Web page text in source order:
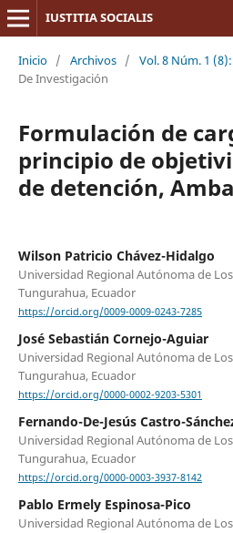
IUSTITIA SOCIALIS
Inicio / Archivos / Vol. 8 Núm. 1
De Investigación
Formulación de
principio de
de detención,
Wilson Patricio Chávez-Hidalgo
Universidad Regional Autónoma de
Tungurahua, Ecuador
https://orcid.org/0009-0009-0243-7285
José Sebastián Cornejo-Aguiar
Universidad Regional Autónoma de
Tungurahua, Ecuador
https://orcid.org/0000-0002-9203-5301
Fernando-De-Jesús Castro-
Universidad Regional Autónoma de
Tungurahua, Ecuador
https://orcid.org/0000-0003-3937-8142
Pablo Ermely Espinosa-Pico
Universidad Regional Autónoma de